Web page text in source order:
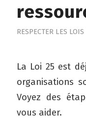
RESPECTER LES
La Loi 25 est
organisations
Voyez des
vous aider.